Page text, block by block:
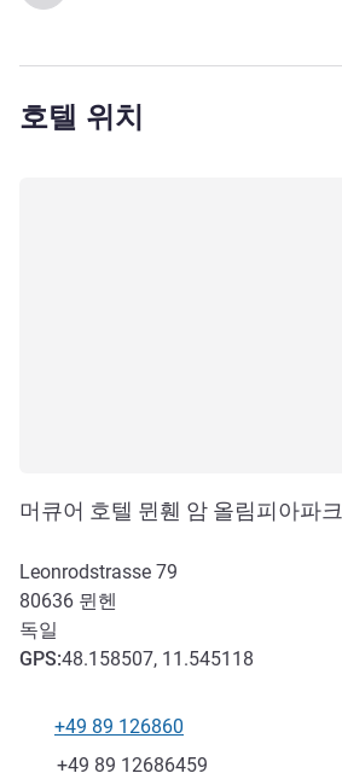
호텔 위치
머큐어 호텔 뮌휀 암 올림피아파크
Leonrodstrasse 79
80636 뮌헨
독일
GPS:48.158507, 11.545118
전화
+49 89 126860
팩스
+49 89 12686459